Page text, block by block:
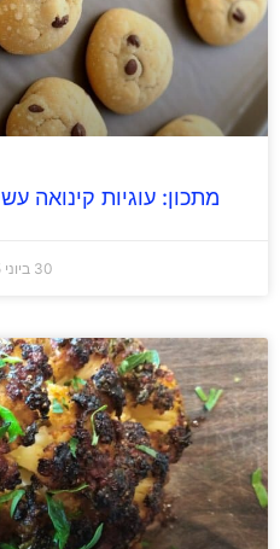
מתכון: עוגיות קינואה